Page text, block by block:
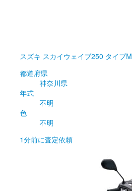
スズキ スカイウェイブ250 タイプM
都道府県
神奈川県
年式
不明
色
不明
1分前に査定依頼